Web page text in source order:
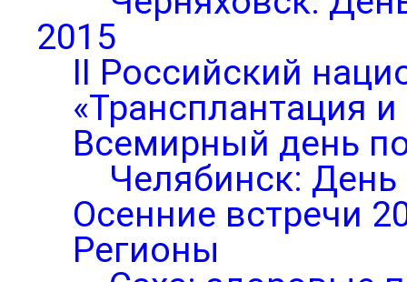
2015
II Российский
«Трансплантация
Всемирный день
Челябинск: День
Осенние встречи
Регионы